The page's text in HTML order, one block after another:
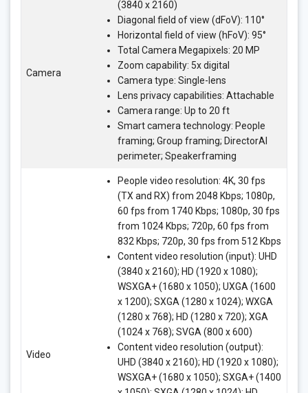
Camera
(3840 x 2160)
Diagonal field of view (dFoV): 110°
Horizontal field of view (hFoV): 95°
Total Camera Megapixels: 20 MP
Zoom capability: 5x digital
Camera type: Single-lens
Lens privacy capabilities: Attachable
Camera range: Up to 20 ft
Smart camera technology: People
framing; Group framing; DirectorAI
perimeter; Speakerframing
Video
People video resolution: 4K, 30 fps
(TX and RX) from 2048 Kbps; 1080p,
60 fps from 1740 Kbps; 1080p, 30 fps
from 1024 Kbps; 720p, 60 fps from
832 Kbps; 720p, 30 fps from 512 Kbps
Content video resolution (input): UHD
(3840 x 2160); HD (1920 x 1080);
WSXGA+ (1680 x 1050); UXGA (1600
x 1200); SXGA (1280 x 1024); WXGA
(1280 x 768); HD (1280 x 720); XGA
(1024 x 768); SVGA (800 x 600)
Content video resolution (output):
UHD (3840 x 2160); HD (1920 x 1080);
WSXGA+ (1680 x 1050); SXGA+ (1400